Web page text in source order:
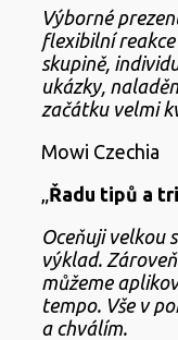
Výborné
flexibilní
skupině,
ukázky,
začátku velmi
Mowi Czechia
Řadu tipů a
Oceňuji velkou
výklad.
můžeme
tempo. Vše v
a chválím.